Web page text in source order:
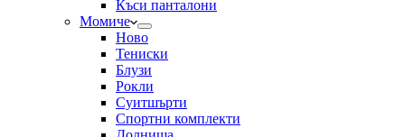
Къси панталони
Момиче
Ново
Тениски
Блузи
Рокли
Суитшърти
Спортни комплекти